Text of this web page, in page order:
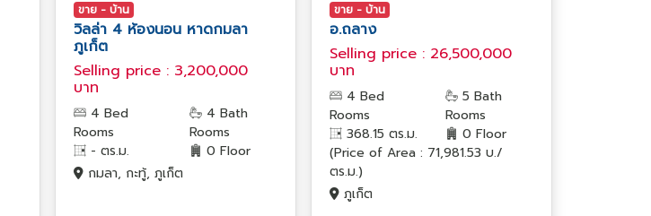
ขาย - บ้าน
วิลล่า 4 ห้องนอน หาดกมลา
ภูเก็ต
Selling price : 3,200,000
บาท
4 Bed
Rooms
4 Bath
Rooms
- ตร.ม.
0 Floor
กมลา, กะทู้, ภูเก็ต
ขาย - บ้าน
อ.ถลาง
Selling price : 26,500,000
บาท
4 Bed
Rooms
5 Bath
Rooms
368.15 ตร.ม.
0 Floor
(Price of Area : 71,981.53 บ./
ตร.ม.)
ภูเก็ต